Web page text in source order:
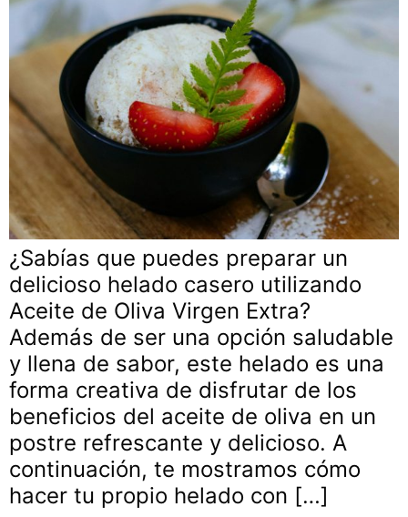
¿Sabías que puedes preparar un
delicioso helado casero utilizando
Aceite de Oliva Virgen Extra?
Además de ser una opción saludable
y llena de sabor, este helado es una
forma creativa de disfrutar de los
beneficios del aceite de oliva en un
postre refrescante y delicioso. A
continuación, te mostramos cómo
hacer tu propio helado con […]